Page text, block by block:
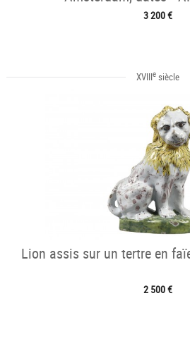
3 200 €
XVIIIe siècle
Lion assis sur un tertre en
2 500 €